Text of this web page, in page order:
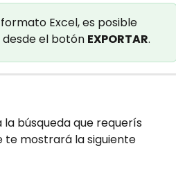
Excel, es posible
el botón EXPORTAR.
la búsqueda que requerís
te mostrará la siguiente